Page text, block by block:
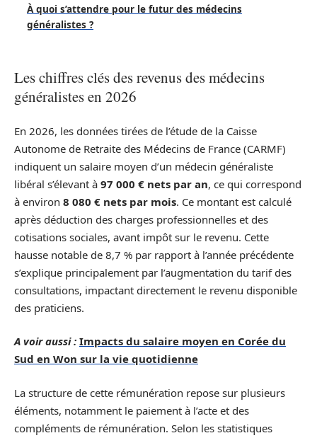
À quoi s’attendre pour le futur des médecins
généralistes ?
Les chiffres clés des revenus des médecins
généralistes en 2026
En 2026, les données tirées de l’étude de la Caisse
Autonome de Retraite des Médecins de France (CARMF)
indiquent un salaire moyen d’un médecin généraliste
libéral s’élevant à 97 000 € nets par an, ce qui correspond
à environ 8 080 € nets par mois. Ce montant est calculé
après déduction des charges professionnelles et des
cotisations sociales, avant impôt sur le revenu. Cette
hausse notable de 8,7 % par rapport à l’année précédente
s’explique principalement par l’augmentation du tarif des
consultations, impactant directement le revenu disponible
des praticiens.
A voir aussi : Impacts du salaire moyen en Corée du
Sud en Won sur la vie quotidienne
La structure de cette rémunération repose sur plusieurs
éléments, notamment le paiement à l’acte et des
compléments de rémunération. Selon les statistiques